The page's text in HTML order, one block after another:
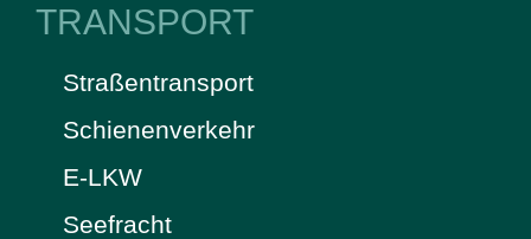
TRANSPORT
Straßentransport
Schienenverkehr
E-LKW
Seefracht